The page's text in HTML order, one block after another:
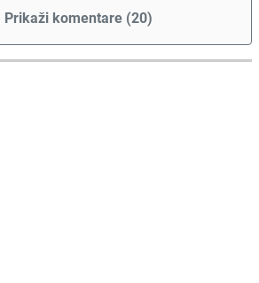
Prikaži komentare (20)